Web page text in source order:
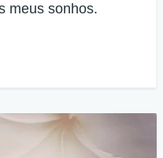
meus sonhos.